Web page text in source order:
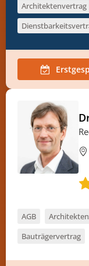
Architektenvertrag
AGB
Bauträgervertrag